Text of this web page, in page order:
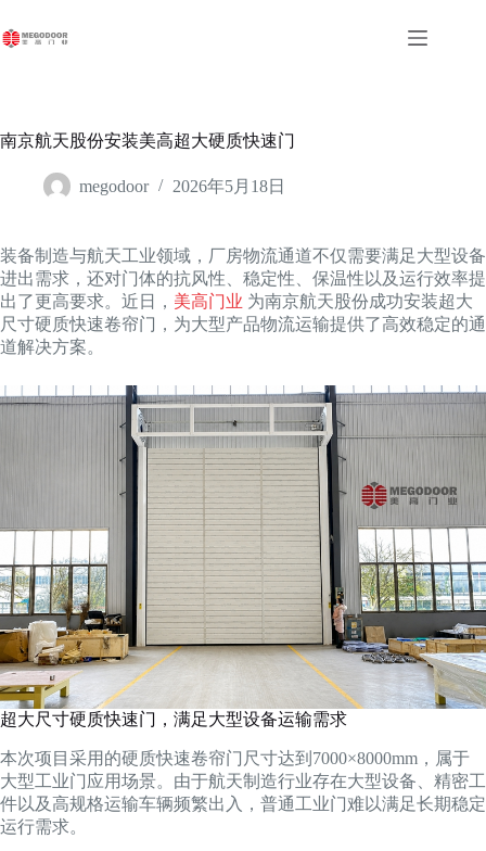
至
南京航天股份安装美高超大硬质快速门
megodoor 2026年5月18日
装备制造与航天工业领域，厂房物流通道不仅需要满足大型设备
进出需求，还对门体的抗风性、稳定性、保温性以及运行效率提
出了更高要求。近日， 美高门业 为南京航天股份成功安装超大
尺寸硬质快速卷帘门，为大型产品物流运输提供了高效稳定的通
道解决方案。
超大尺寸硬质快速门，满足大型设备运输需求
本次项目采用的硬质快速卷帘门尺寸达到7000×8000mm，属于
大型工业门应用场景。由于航天制造行业存在大型设备、精密工
件以及高规格运输车辆频繁出入，普通工业门难以满足长期稳定
运行需求。